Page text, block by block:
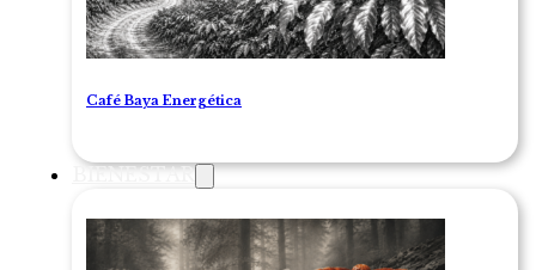
Café Baya Energética
BIENESTAR